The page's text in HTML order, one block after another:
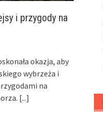
i przygody na
okazja, aby
wybrzeża i
na
[...]